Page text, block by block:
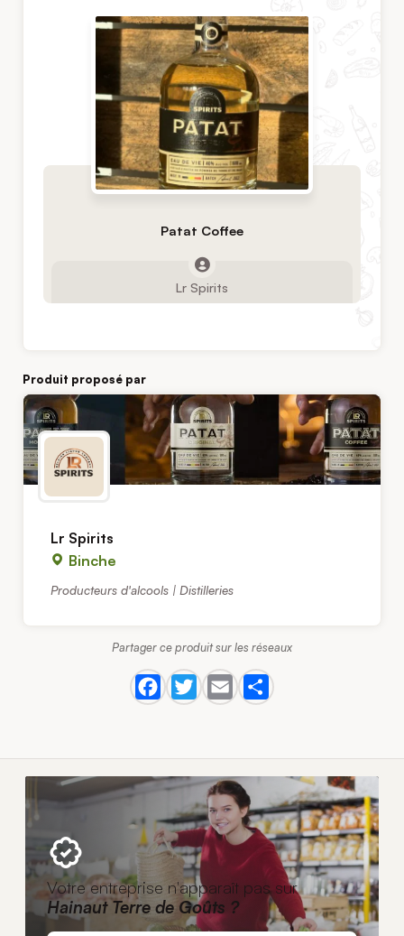
Patat Coffee
Lr Spirits
Produit proposé par
Lr Spirits
Binche
Producteurs d'alcools | Distilleries
Partager ce produit sur les réseaux
Votre entreprise n'apparaît pas sur
Hainaut Terre de Goûts ?